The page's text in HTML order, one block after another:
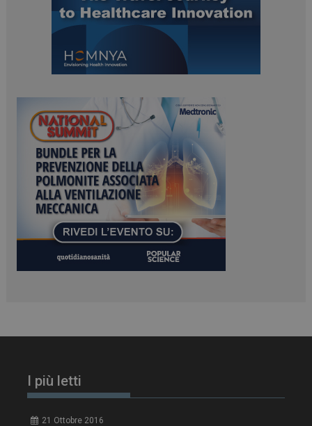
I più letti
21 Ottobre 2016
ARRAffinitySameSite
Microsoft Corporation
.www.dailyhealthindustry.it